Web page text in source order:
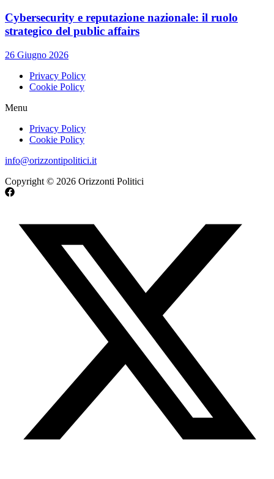
Cybersecurity e reputazione nazionale: il ruolo
strategico del public affairs
26 Giugno 2026
Privacy Policy
Cookie Policy
Menu
Privacy Policy
Cookie Policy
info@orizzontipolitici.it
Copyright © 2026 Orizzonti Politici